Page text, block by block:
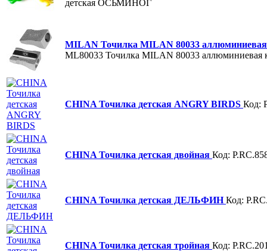
детская ОСЬМИНОГ
MILAN Точилка MILAN 80033
ML80033 Точилка MILAN 80033 аллюминиевая
CHINA Точилка детская ANGRY BIRDS Код:
CHINA Точилка детская двойная Код:
CHINA Точилка детская ДЕЛЬФИНКод:
CHINA Точилка детская тройная Код: